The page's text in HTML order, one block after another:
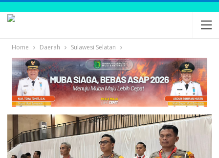
Home Daerah Sulawesi Selatan